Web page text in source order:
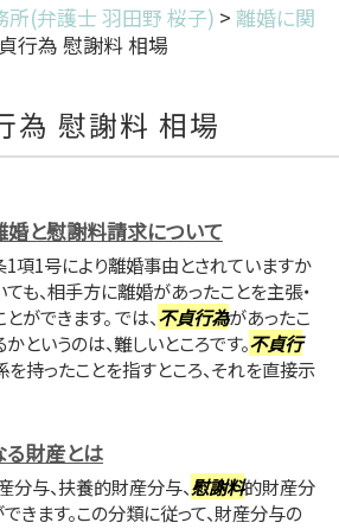
(弁護士 羽田野 桜子) > 離婚に関
行為 慰謝料 相場
為 慰謝料 相場
と慰謝料請求について
1項1号により離婚事由とされていますか
も、相手方に離婚があったことを主張・
ができます。 では、不貞行為があったこ
というのは、難しいところです。不貞行
持ったことを指すところ、それを直接示
財産とは
与、扶養的財産分与、慰謝料的財産分
きます。この分類に従って、財産分与の